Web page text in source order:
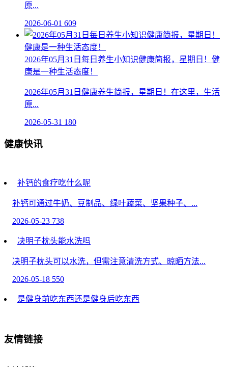
原...
2026-06-01 609
2026年05月31日每日养生小知识健康简报，星期日！健
康是一种生活态度！
2026年05月31日健康养生简报，星期日！在这里，生活
原...
2026-05-31 180
健康快讯
补钙的食疗吃什么呢
补钙可通过牛奶、豆制品、绿叶蔬菜、坚果种子、...
2026-05-23 738
决明子枕头能水洗吗
决明子枕头可以水洗，但需注意清洗方式、晾晒方法...
2026-05-18 550
是健身前吃东西还是健身后吃东西
2026-05-17
友情链接